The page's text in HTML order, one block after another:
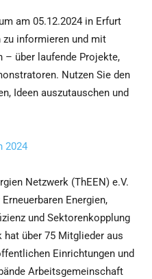
am 05.12.2024 in Erfurt
zu informieren und mit
– über laufende Projekte,
Nutzen Sie den
Ideen auszutauschen und
2024
Netzwerk (ThEEN) e.V.
Energien,
und Sektorenkopplung
über 75 Mitglieder aus
Einrichtungen und
Arbeitsgemeinschaft